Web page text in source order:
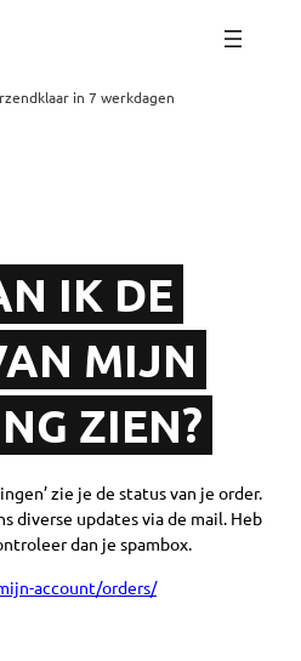
in 7 werkdagen
IK DE
MIJN
ZIEN?
zie je de status van je order.
diverse updates via de mail. Heb
dan je spambox.
account/orders/